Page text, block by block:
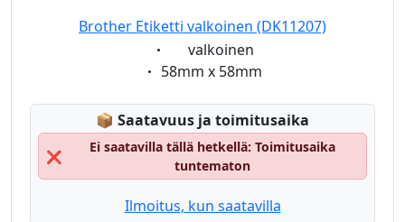
Brother Etiketti valkoinen (DK11207)
Eigenschaft:
valkoinen
Eigenschaft:
58mm x 58mm
📦 Lagerstatus:
Saatavuus ja toimitusaika
❌
Ei saatavilla tällä hetkellä: Toimitusaika
tuntematon
Ilmoitus, kun saatavilla